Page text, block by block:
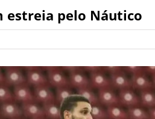
estreia pelo Náutico